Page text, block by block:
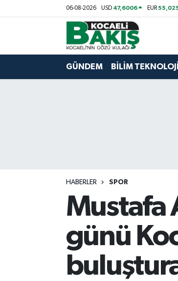
06-08-2026 USD 47,6006 EUR
GÜNDEM BİLİM TEKNOLOJİ
HABERLER SPOR
Mustafa
günü
Kocaeli Nöbetçi Eczaneler
Kocaeli Hava Durumu